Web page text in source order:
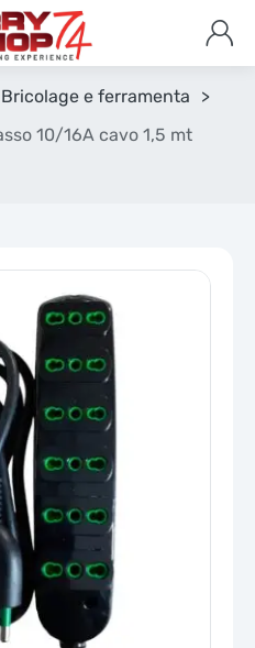
Bricolage e ferramenta
>
10/16A cavo 1,5 mt